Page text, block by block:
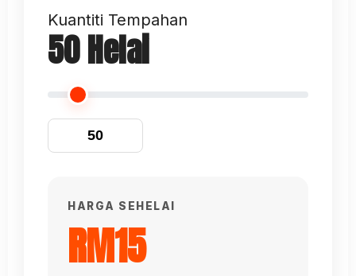
Kuantiti Tempahan
50 Helai
HARGA SEHELAI
RM15